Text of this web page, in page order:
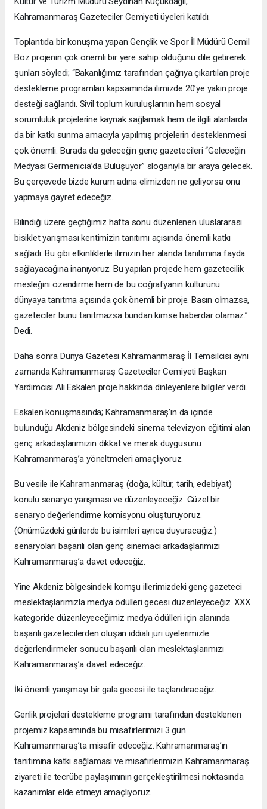
Kahramanmaraş Gazeteciler Cemiyeti üyeleri katıldı.
Toplantıda bir konuşma yapan Gençlik ve Spor İl Müdürü Cemil
Boz projenin çok önemli bir yere sahip olduğunu dile getirerek
şunları söyledi; “Bakanlığımız tarafından çağrıya çıkartılan proje
destekleme programları kapsamında ilimizde 20’ye yakın proje
desteği sağlandı. Sivil toplum kuruluşlarının hem sosyal
sorumluluk projelerine kaynak sağlamak hem de ilgili alanlarda
da bir katkı sunma amacıyla yapılmış projelerin desteklenmesi
çok önemli. Burada da geleceğin genç gazetecileri “Geleceğin
Medyası Germenicia’da Buluşuyor” sloganıyla bir araya gelecek.
Bu çerçevede bizde kurum adına elimizden ne geliyorsa onu
yapmaya gayret edeceğiz.
Bilindiği üzere geçtiğimiz hafta sonu düzenlenen uluslararası
bisiklet yarışması kentimizin tanıtımı açısında önemli katkı
sağladı. Bu gibi etkinliklerle ilimizin her alanda tanıtımına fayda
sağlayacağına inanıyoruz. Bu yapılan projede hem gazetecilik
mesleğini özendirme hem de bu coğrafyanın kültürünü
dünyaya tanıtma açısında çok önemli bir proje. Basın olmazsa,
gazeteciler bunu tanıtmazsa bundan kimse haberdar olamaz.”
Dedi.
Daha sonra Dünya Gazetesi Kahramanmaraş İl Temsilcisi aynı
zamanda Kahramanmaraş Gazeteciler Cemiyeti Başkan
Yardımcısı Ali Eskalen proje hakkında dinleyenlere bilgiler verdi.
Eskalen konuşmasında; Kahramanmaraş’ın da içinde
bulunduğu Akdeniz bölgesindeki sinema televizyon eğitimi alan
genç arkadaşlarımızın dikkat ve merak duygusunu
Kahramanmaraş’a yöneltmeleri amaçlıyoruz.
Bu vesile ile Kahramanmaraş (doğa, kültür, tarih, edebiyat)
konulu senaryo yarışması ve düzenleyeceğiz. Güzel bir
senaryo değerlendirme komisyonu oluşturuyoruz.
(Önümüzdeki günlerde bu isimleri ayrıca duyuracağız.)
senaryoları başarılı olan genç sinemacı arkadaşlarımızı
Kahramanmaraş’a davet edeceğiz.
Yine Akdeniz bölgesindeki komşu illerimizdeki genç gazeteci
meslektaşlarımızla medya ödülleri gecesi düzenleyeceğiz. XXX
kategoride düzenleyeceğimiz medya ödülleri için alanında
başarılı gazetecilerden oluşan iddialı jüri üyelerimizle
değerlendirmeler sonucu başarılı olan meslektaşlarımızı
Kahramanmaraş’a davet edeceğiz.
İki önemli yarışmayı bir gala gecesi ile taçlandıracağız.
Genlik projeleri destekleme programı tarafından desteklenen
projemiz kapsamında bu misafirlerimizi 3 gün
Kahramanmaraş’ta misafir edeceğiz. Kahramanmaraş’ın
tanıtımına katkı sağlaması ve misafirlerimizin Kahramanmaraş
ziyareti ile tecrübe paylaşımının gerçekleştirilmesi noktasında
kazanımlar elde etmeyi amaçlıyoruz.